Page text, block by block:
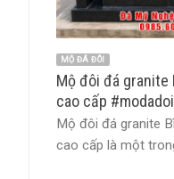
MỘ ĐÁ ĐÔI
Mộ đôi đá granite
cao cấp #modadoi
Mộ đôi đá granite
cao cấp là một